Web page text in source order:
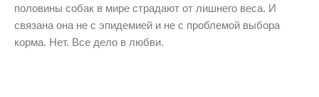
половины собак в мире страдают от лишнего веса. И
связана она не с эпидемией и не с проблемой выбора
корма. Нет. Все дело в любви.